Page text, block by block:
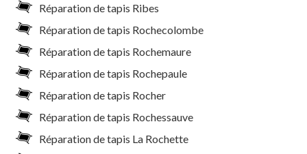
Réparation de tapis Ribes
Réparation de tapis Rochecolombe
Réparation de tapis Rochemaure
Réparation de tapis Rochepaule
Réparation de tapis Rocher
Réparation de tapis Rochessauve
Réparation de tapis La Rochette